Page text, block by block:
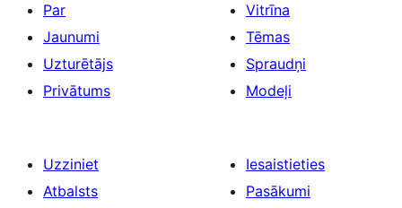
Par
Jaunumi
Uzturētājs
Privātums
Vitrīna
Tēmas
Spraudņi
Modeļi
Uzziniet
Atbalsts
Iesaistieties
Pasākumi